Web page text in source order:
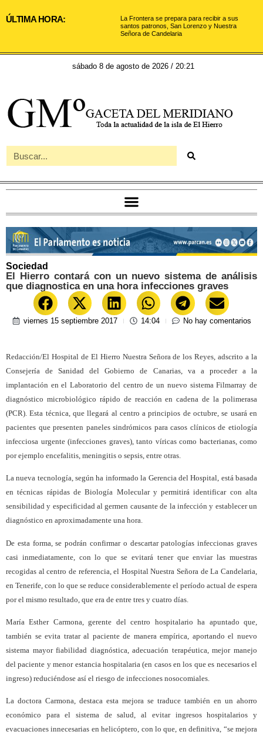
ÚLTIMA HORA:
La Frontera se prepara para recibir a sus
santos patronos, San Lorenzo y Nuestra
Señora de Candelaria
sábado 8 de agosto de 2026 / 20:21
Sociedad
El Hierro contará con un nuevo sistema de análisis
que diagnostica en una hora infecciones graves
viernes 15 septiembre 2017 14:04 No hay comentarios
Redacción/El Hospital de El Hierro Nuestra Señora de los Reyes, adscrito a la
Consejería de Sanidad del Gobierno de Canarias, va a proceder a la
implantación en el Laboratorio del centro de un nuevo sistema Filmarray de
diagnóstico microbiológico rápido de reacción en cadena de la polimerasa
(PCR). Esta técnica, que llegará al centro a principios de octubre, se usará en
pacientes que presenten paneles sindrómicos para casos clínicos de etiología
infecciosa urgente (infecciones graves), tanto víricas como bacterianas, como
por ejemplo encefalitis, meningitis o sepsis, entre otras.
La nueva tecnología, según ha informado la Gerencia del Hospital, está basada
en técnicas rápidas de Biología Molecular y permitirá identificar con alta
sensibilidad y especificidad al germen causante de la infección y establecer un
diagnóstico en aproximadamente una hora.
De esta forma, se podrán confirmar o descartar patologías infeccionas graves
casi inmediatamente, con lo que se evitará tener que enviar las muestras
recogidas al centro de referencia, el Hospital Nuestra Señora de La Candelaria,
en Tenerife, con lo que se reduce considerablemente el período actual de espera
por el mismo resultado, que era de entre tres y cuatro días.
María Esther Carmona, gerente del centro hospitalario ha apuntado que,
también se evita tratar al paciente de manera empírica, aportando el nuevo
sistema mayor fiabilidad diagnóstica, adecuación terapéutica, mejor manejo
del paciente y menor estancia hospitalaria (en casos en los que es necesarios el
ingreso) reduciéndose así el riesgo de infecciones nosocomiales.
La doctora Carmona, destaca esta mejora se traduce también en un ahorro
económico para el sistema de salud, al evitar ingresos hospitalarios y
evacuaciones innecesarias en helicóptero, con lo que, en definitiva, “se mejora